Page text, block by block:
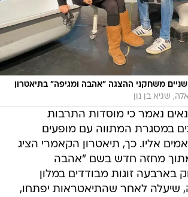
שניים משחקני ההצגה "אהבה ומגיפה" בתיאטרון
שגיא בן נון
נאמר כי מוסדות התרבות
במסגרת המתווה עם מופעים
אליו. כך, תיאטרון הקאמרי הציג
מחזה חדש בשם "אהבה
בארבעה זוגות מבודדים במלון
שיעלה לאחר שהתיאטראות יפתחו,